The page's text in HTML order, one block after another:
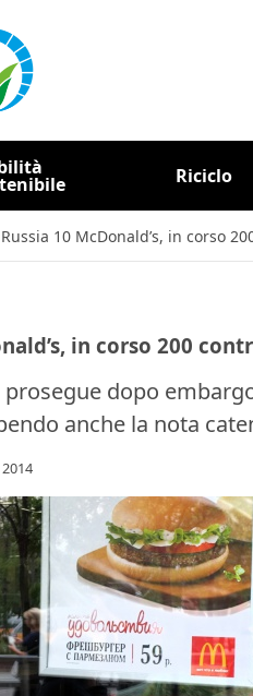
Riciclo
10 McDonald’s, in corso
in corso 200
dopo
anche la nota